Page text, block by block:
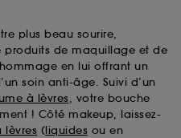
plus beau sourire,
produits de maquillage et de
en lui offrant un
soin anti-âge. Suivi d’un
à lèvres, votre bouche
! Côté makeup, laissez-
lèvres (liquides ou en